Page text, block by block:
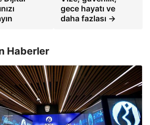
gece hayatı ve
daha fazlası →
Haberler